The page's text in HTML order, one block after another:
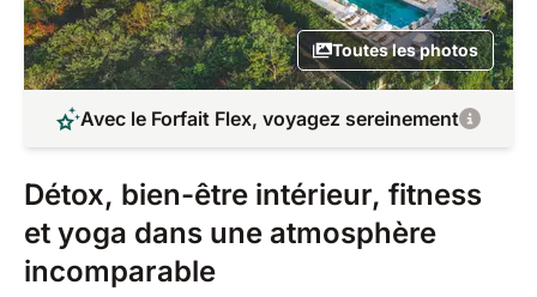
Toutes les photos
Avec le Forfait Flex, voyagez sereinement
Détox, bien-être intérieur, fitness
et yoga dans une atmosphère
incomparable